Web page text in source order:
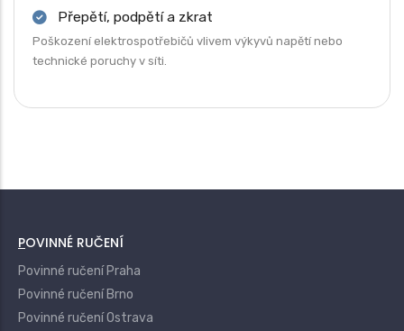
Přepětí, podpětí a zkrat
Poškození elektrospotřebičů vlivem výkyvů napětí nebo
technické poruchy v síti.
POVINNÉ RUČENÍ
Povinné ručení Praha
Povinné ručení Brno
Povinné ručení Ostrava